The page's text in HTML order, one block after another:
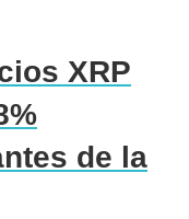
XRP
de la